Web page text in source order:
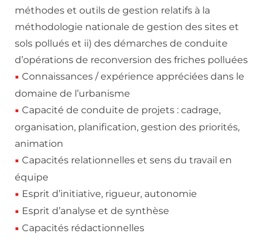
méthodes et outils de gestion relatifs à la
méthodologie nationale de gestion des sites et
sols pollués et ii) des démarches de conduite
d’opérations de reconversion des friches polluées
Connaissances / expérience appréciées dans le
domaine de l’urbanisme
Capacité de conduite de projets : cadrage,
organisation, planification, gestion des priorités,
animation
Capacités relationnelles et sens du travail en
équipe
Esprit d’initiative, rigueur, autonomie
Esprit d’analyse et de synthèse
Capacités rédactionnelles